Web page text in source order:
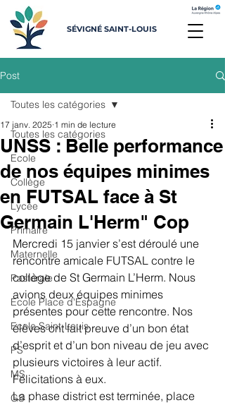
SÉVIGNÉ SAINT-LOUIS
Post
Toutes les catégories
Ecole
Collège
Lycée
Primaire
Maternelle
Pastorale
Ecole Place d'Espagne
Ecole Saint-Louis
PS
MS
GS
Toutes les catégories
UNSS : Belle performance
de nos équipes minimes
en FUTSAL face à St
Germain L'Herm" Cop
17 janv. 2025 1 min de lecture
Mercredi 15 janvier s’est déroulé une
rencontre amicale FUTSAL contre le
collège de St Germain L’Herm. Nous
avions deux équipes minimes
présentes pour cette rencontre. Nos
élèves ont fait preuve d’un bon état
d’esprit et d’un bon niveau de jeu avec
plusieurs victoires à leur actif.
Félicitations à eux.
La phase district est terminée, place